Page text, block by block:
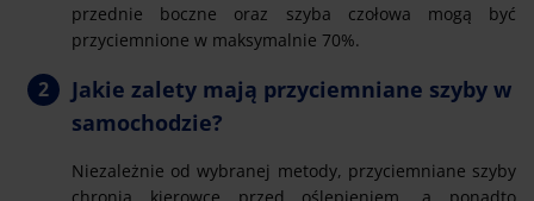
przednie boczne oraz szyba czołowa mogą być
przyciemnione w maksymalnie 70%.
Jakie zalety mają przyciemniane szyby w
samochodzie?
Niezależnie od wybranej metody, przyciemniane szyby